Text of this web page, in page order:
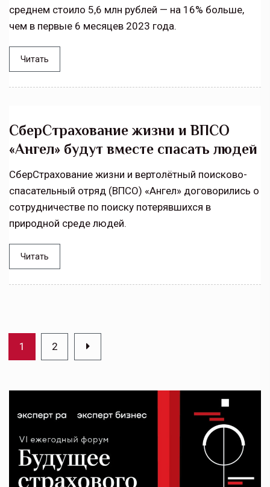
среднем стоило 5,6 млн рублей — на 16% больше,
чем в первые 6 месяцев 2023 года.
Читать
СберСтрахование жизни и ВПСО
«Ангел» будут вместе спасать людей
СберСтрахование жизни и вертолётный поисково-
спасательный отряд (ВПСО) «Ангел» договорились о
сотрудничестве по поиску потерявшихся в
природной среде людей.
Читать
1 2